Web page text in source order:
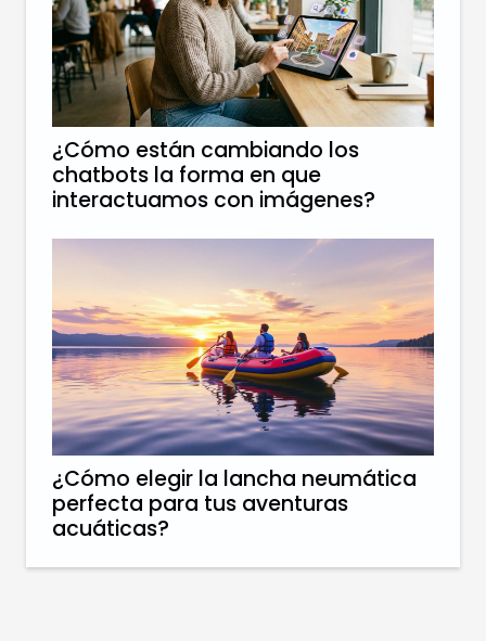
¿Cómo están cambiando los
chatbots la forma en que
interactuamos con imágenes?
¿Cómo elegir la lancha neumática
perfecta para tus aventuras
acuáticas?